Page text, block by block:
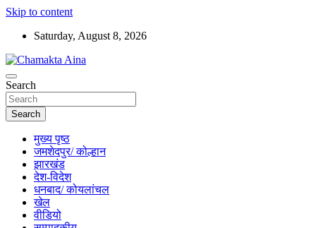
Skip to content
Saturday, August 8, 2026
Chamakta Aina
Hindi News Paper – Jharkhand
Search
Search
मुख्य पृष्ठ
जमशेदपुर/ कोल्हान
झारखंड
देश-विदेश
धनबाद/ कोयलांचल
खेल
वीडियो